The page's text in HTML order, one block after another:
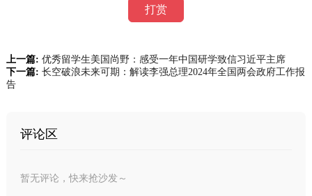
打赏
上一篇: 优秀留学生美国尚野：感受一年中国研学致信习近平主席
下一篇: 长空破浪未来可期：解读李强总理2024年全国两会政府工作报
告
评论区
暂无评论，快来抢沙发～